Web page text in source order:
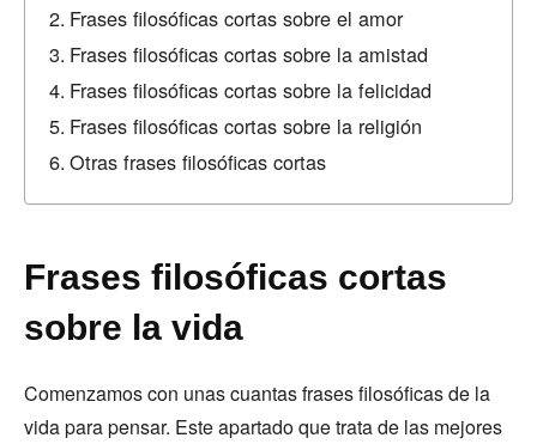
Frases filosóficas cortas sobre el amor
Frases filosóficas cortas sobre la amistad
Frases filosóficas cortas sobre la felicidad
Frases filosóficas cortas sobre la religión
Otras frases filosóficas cortas
Frases filosóficas cortas
sobre la vida
Comenzamos con unas cuantas frases filosóficas de la
vida para pensar. Este apartado que trata de las mejores